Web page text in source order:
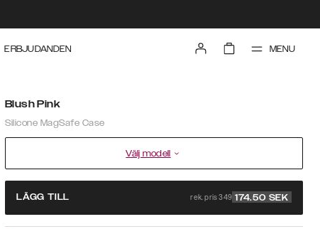
ERBJUDANDEN MENU
Blush Pink
Silicone MagSafe Case
Välj modell
LÄGG TILL rek. pris 349 174.50 SEK